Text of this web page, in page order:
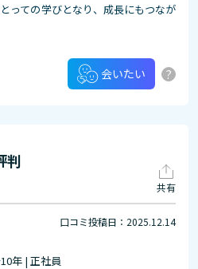
っての学びとなり、成長にもつなが
会いたい ?
判
共有
口コミ投稿日：2025.12.14
年 | 正社員